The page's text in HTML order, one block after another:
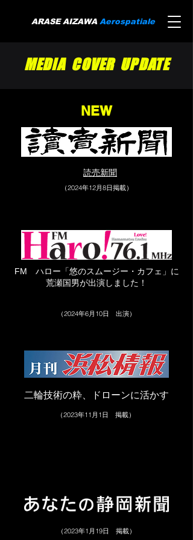
ARASE AIZAWA Aerospatiale
MEDIA COVER UPDATE
NEW
（2024年12月8日掲載）
読売新聞
FM ハロー「悠のスムージー・カフェ」に
​荒瀬国男が出演しました！
（2024年6月10日 出演）
二輪技術の粋、ドローンに活かす
（2023年11月1日 掲載）
（2023年1月19日 掲載）